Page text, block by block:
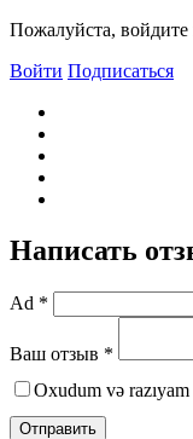
Пожалуйста,
Войти Подписаться
Написать
Ad *
Ваш отзыв *
Oxudum və razıyam
Отправить